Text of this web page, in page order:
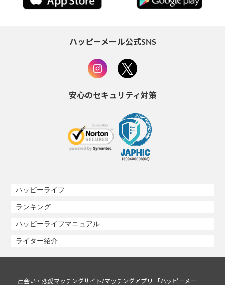
ハッピーメール公式SNS
安心のセキュリティ対策
ハッピーライフ
ランキング
ハッピーライフマニュアル
ライター紹介
出会い・恋愛マッチングサイト/マッチングアプリ 「ハッピーメー